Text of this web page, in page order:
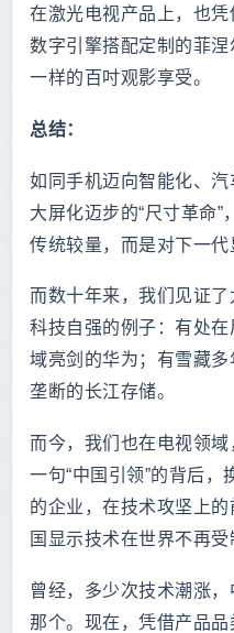
在激光电视产品上，也
数字引擎搭配定制的菲
一样的百吋观影享受。
总结：
如同手机迈向智能化、
大屏化迈步的“尺寸革命
传统较量，而是对下一代
而数十年来，我们见证了
科技自强的例子：有处
域亮剑的华为；有雪藏
垄断的长江存储。
而今，我们也在电视领域
一句“中国引领”的背后
的企业，在技术攻坚上
国显示技术在世界不再受
曾经，多少次技术潮涨
那个。现在，凭借产品